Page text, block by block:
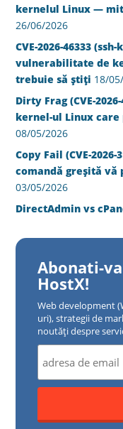
kernelul Linux —
26/06/2026
CVE-2026-46333
vulnerabilitate de
trebuie să știți 18/
Dirty Frag (CVE-
kernel-ul Linux
08/05/2026
Copy Fail (CVE-
comandă greșită
03/05/2026
DirectAdmin vs
Abonati-
HostX!
Web development
uri), strategii de
noutăți despre